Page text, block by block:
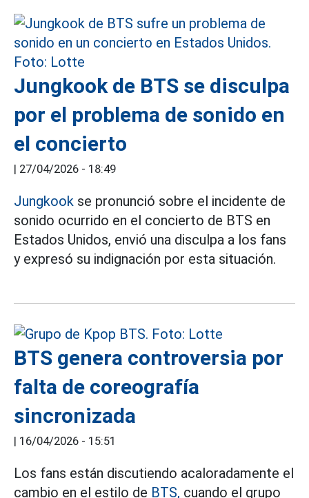
Jungkook de BTS se disculpa
por el problema de sonido en
el concierto
27/04/2026 - 18:49
Jungkook se pronunció sobre el incidente de
sonido ocurrido en el concierto de BTS en
Estados Unidos, envió una disculpa a los fans
y expresó su indignación por esta situación.
BTS genera controversia por
falta de coreografía
sincronizada
16/04/2026 - 15:51
Los fans están discutiendo acaloradamente el
cambio en el estilo de BTS, cuando el grupo